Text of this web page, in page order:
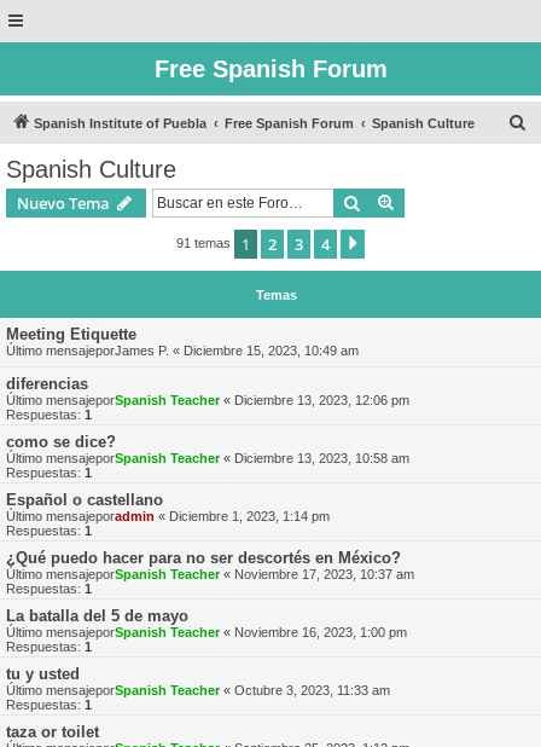
Free Spanish Forum
Spanish Institute of Puebla Free Spanish Forum Spanish Culture
Spanish Culture
Nuevo Tema Buscar
91 temas 1 2 3 4
Temas
Meeting Etiquette
Último mensajeporJames P. « Diciembre 15, 2023, 10:49 am
diferencias
Último mensajeporSpanish Teacher« Diciembre 13, 2023, 12:06 pm
Respuestas: 1
como se dice?
Último mensajeporSpanish Teacher« Diciembre 13, 2023, 10:58 am
Respuestas: 1
Español o castellano
Último mensajeporadmin « Diciembre 1, 2023, 1:14 pm
Respuestas: 1
¿Qué puedo hacer para no ser descortés en México?
Último mensajeporSpanish Teacher« Noviembre 17, 2023, 10:37 am
Respuestas: 1
La batalla del 5 de mayo
Último mensajeporSpanish Teacher« Noviembre 16, 2023, 1:00 pm
Respuestas: 1
tu y usted
Último mensajeporSpanish Teacher« Octubre 3, 2023, 11:33 am
Respuestas: 1
taza or toilet